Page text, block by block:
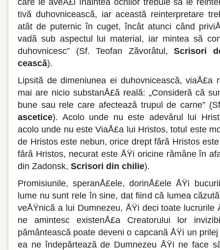
care le aveÅ£i înaintea ochilor trebuie să le
tivă duhovnicească, iar această reinterpretare
atât de pu­ternic în cuget, încât atunci când
vadă sub aspectul lui material, iar mintea să
duhovnicesc” (Sf. Teofan Zăvorâ­tul,Scrisori
cească).
Lipsită de dimeniunea ei duhovniceas­că, viaÅ£a
mai are nicio substanÅ£ă reală: „Consideră că
bune sau rele care afec­tează trupul de carne”
ascetice). Acolo unde nu este adevărul lui
acolo unde nu este ViaÅ£a lui Hristos, totul este
de Hristos este nebun, orice drept fără Hristos
fără Hristos, ne­curat este ÅŸi oricine rămâne în
din Zadonsk, Scrisori din chilie).
Promisiunile, speranÅ£ele, dorinÅ£ele ÅŸi
lume nu sunt rele în sine, dat fiind că lumea
veÅŸnică a lui Dumnezeu, ÅŸi deci toate lucrurile
ne amintesc existenÅ£a Creatorului lor
pământească poate deveni o capcană ÅŸi un
ea ne îndepărtează de Dumnezeu ÅŸi ne face